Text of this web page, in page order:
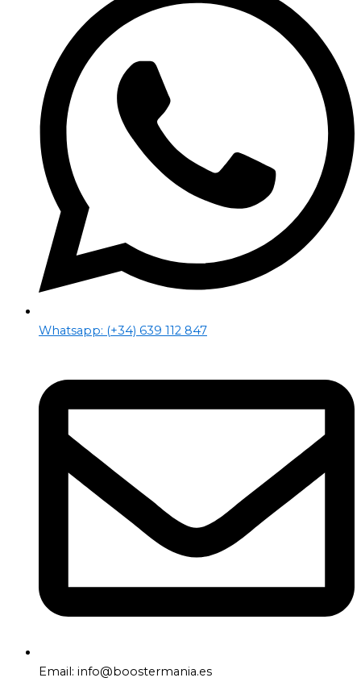
Whatsapp: (+34) 639 112 847
Email: info@boostermania.es